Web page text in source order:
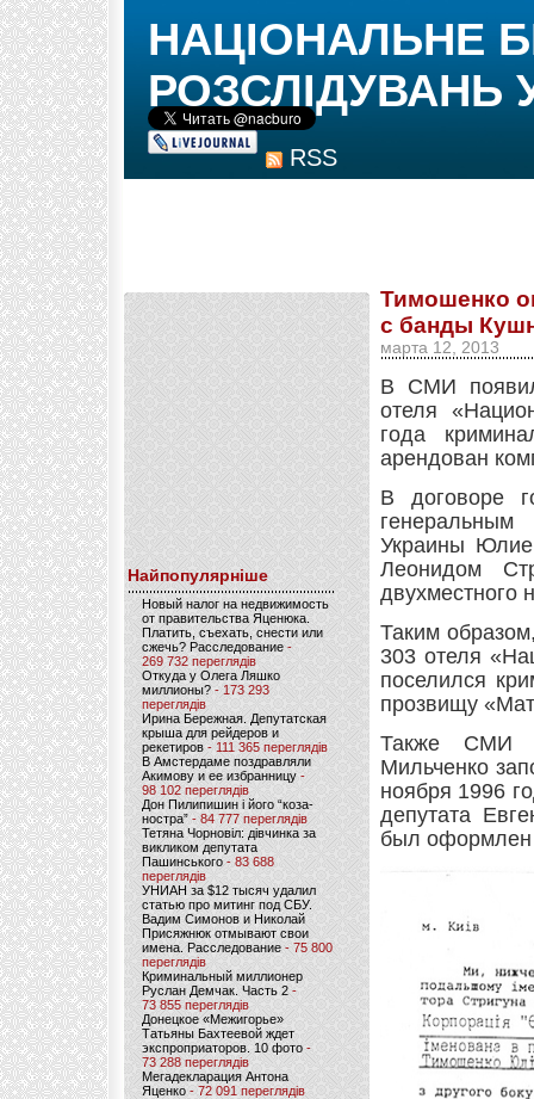
RSS
НАЦІОНАЛЬНЕ
РОЗСЛІДУВАНЬ
Найпопулярніше
Новый налог на недвижимость
от правительства Яценюка.
Платить, съехать, снести или
сжечь? Расследование-
269 732 переглядів
Откуда у Олега Ляшко
миллионы? - 173 293
переглядів
Ирина Бережная. Депутатская
крыша для рейдеров и
рекетиров - 111 365 переглядів
В Амстердаме поздравляли
Акимову и ее избранницу -
98 102 переглядів
Дон Пилипишин і його “коза-
ностра” - 84 777 переглядів
Тетяна Чорновіл: дівчинка за
викликом депутата
Пашинського- 83 688
переглядів
УНИАН за $12 тысяч удалил
статью про митинг под СБУ.
Вадим Симонов и Николай
Присяжнюк отмывают свои
имена. Расследование - 75 800
переглядів
Криминальный миллионер
Руслан Демчак. Часть 2-
73 855 переглядів
Донецкое «Межигорье»
Татьяны Бахтеевой ждет
экспроприаторов. 10 фото -
73 288 переглядів
Мегадекларация Антона
Яценко - 72 091 переглядів
Тимошенко
с банды
марта 12, 2013
В СМИ
отеля
года
арендован
В договоре
Украины
Леонидом
двухместного
Таким
303 отеля
поселился
прозвищу
Также СМИ
Мильченко
ноября 1996
депутата
был оформлен